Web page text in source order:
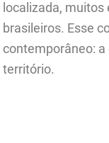
localizada,
brasileiros. Esse
contemporâneo:
território.